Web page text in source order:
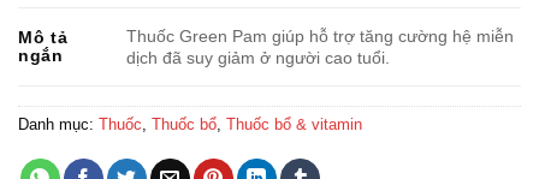
Mô tả
ngắn
Thuốc Green Pam giúp hỗ trợ tăng cường hệ miễn
dịch đã suy giảm ở người cao tuổi.
Danh mục: Thuốc Thuốc bổ Thuốc bổ & vitamin